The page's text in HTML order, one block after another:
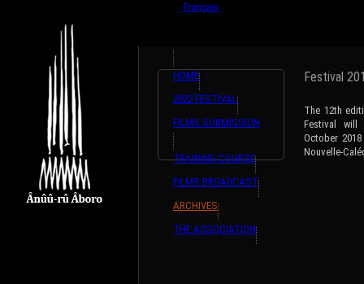
Français
HOME
2022 FESTIVAL
FILMS SUBMISSION
TRAINING COURSE
FILMS BROADCAST
ARCHIVES
THE ASSOCIATION
Festival
The 12th
Festival
October
Nouvelle-